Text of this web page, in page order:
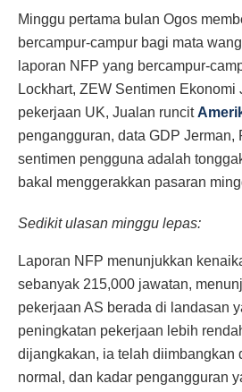
Minggu pertama bulan Ogos
bercampur-campur bagi mata
laporan NFP yang bercampur-
Lockhart, ZEW Sentimen Ekonomi
pekerjaan UK, Jualan runcit
pengangguran, data GDP Jerman,
sentimen pengguna adalah
bakal menggerakkan pasaran
Sedikit ulasan minggu lepas:
Laporan NFP menunjukkan
sebanyak 215,000 jawatan,
pekerjaan AS berada di landasan
peningkatan pekerjaan lebih
dijangkakan, ia telah diimbangkan
normal, dan kadar pengangguran